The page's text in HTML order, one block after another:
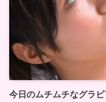
今日のムチムチなグラ